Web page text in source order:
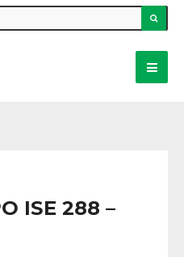
ISE 288 –